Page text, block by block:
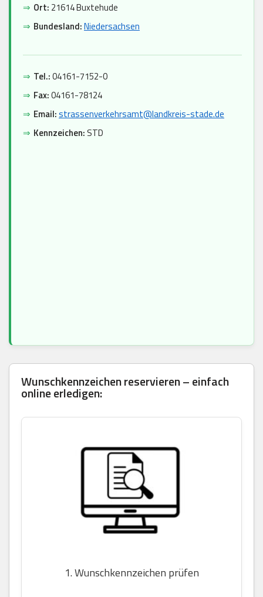
⇒ Ort: 21614 Buxtehude
⇒ Bundesland:Niedersachsen
⇒ Tel.:04161-7152-0
⇒ Fax:04161-78124
⇒ Email:strassenverkehrsamt@landkreis-stade.de
⇒ Kennzeichen: STD
Wunschkennzeichen reservieren – einfach
online erledigen:
1. Wunschkennzeichen prüfen